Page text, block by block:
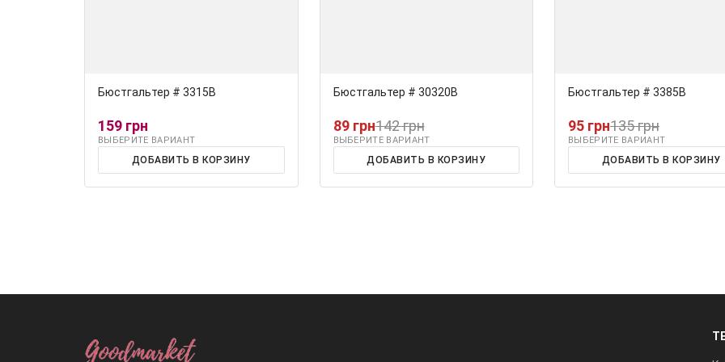
Бюстгальтер # 3315В
159 грн
ВЫБЕРИТЕ ВАРИАНТ
ДОБАВИТЬ В КОРЗИНУ
Бюстгальтер # 30320В
89 грн142 грн
ВЫБЕРИТЕ ВАРИАНТ
ДОБАВИТЬ В КОРЗИНУ
Бюстгальтер # 3385В
95 грн135 грн
ВЫБЕРИТЕ ВАРИАНТ
ДОБАВИТЬ В КОРЗИНУ